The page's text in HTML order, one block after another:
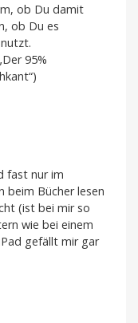
ob Du damit
ob Du es
95%
fast nur im
beim Bücher lesen
(ist bei mir so
wie bei einem
gefällt mir gar